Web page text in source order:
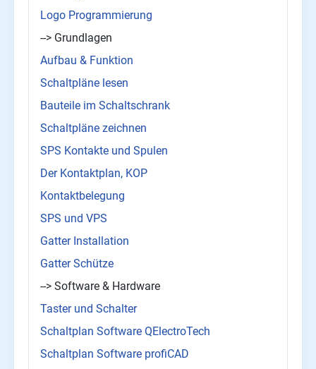
Logo Programmierung
--> Grundlagen
Aufbau & Funktion
Schaltpläne lesen
Bauteile im Schaltschrank
Schaltpläne zeichnen
SPS Kontakte und Spulen
Der Kontaktplan, KOP
Kontaktbelegung
SPS und VPS
Gatter Installation
Gatter Schütze
--> Software & Hardware
Taster und Schalter
Schaltplan Software QElectroTech
Schaltplan Software profiCAD